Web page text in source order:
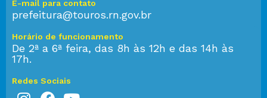
E-mail para contato
prefeitura@touros.rn.gov.br
Horário de funcionamento
De 2ª a 6ª feira, das 8h às 12h e das 14h às
17h.
Redes Sociais